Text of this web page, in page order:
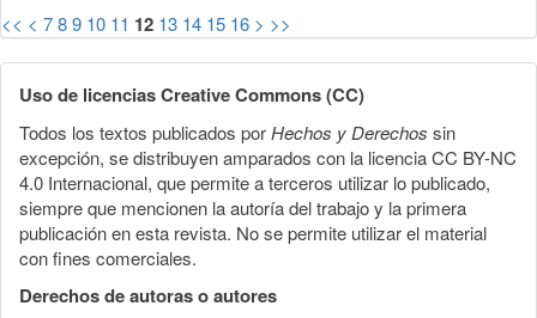
<< < 789 10 11 12 13 14 15 16 > >>
Uso de licencias Creative Commons (CC)
Todos los textos publicados porHechos y Derechos sin
excepción, se distribuyen amparados con la licencia CC BY-NC
4.0 Internacional, que permite a terceros utilizar lo publicado,
siempre que mencionen la autoría del trabajo y la primera
publicación en esta revista. No se permite utilizar el material
con fines comerciales.
Derechos de autoras o autores